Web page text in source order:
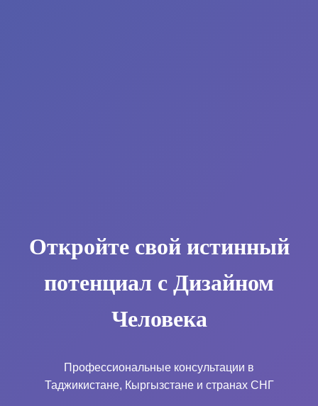
Откройте свой истинный
потенциал с Дизайном
Человека
Профессиональные консультации в
Таджикистане, Кыргызстане и странах СНГ